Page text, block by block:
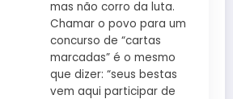
mas não corro da luta.
Chamar o povo para um
concurso de “cartas
marcadas” é o mesmo
que dizer: “seus bestas
vem aqui participar de